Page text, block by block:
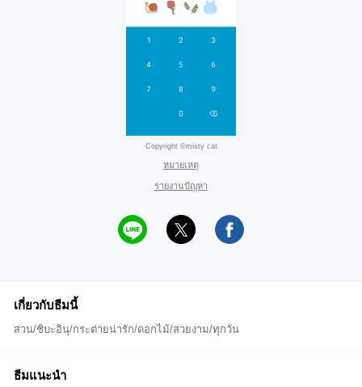
Copyright ©misty cat
หมายเหตุ
รายงานปัญหา
เกี่ยวกับธีมนี้
สวน/ชิบะอินุ/กระต่ายน่ารัก/ดอกไม้/สวยงาม/ทุกวัน
ธีมแนะนำ